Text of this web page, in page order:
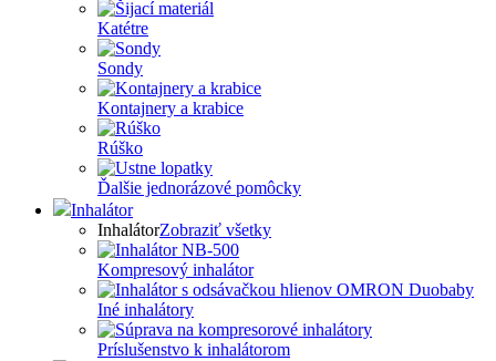
Katétre
Sondy
Kontajnery a krabice
Rúško
Ďalšie jednorázové pomôcky
Inhalátor
InhalátorZobraziť všetky
Kompresový inhalátor
Iné inhalátory
Príslušenstvo k inhalátorom